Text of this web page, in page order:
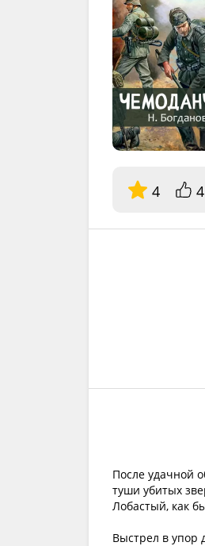
4 4
После удачной
туши убитых
Лобастый, как
Выстрел в упор